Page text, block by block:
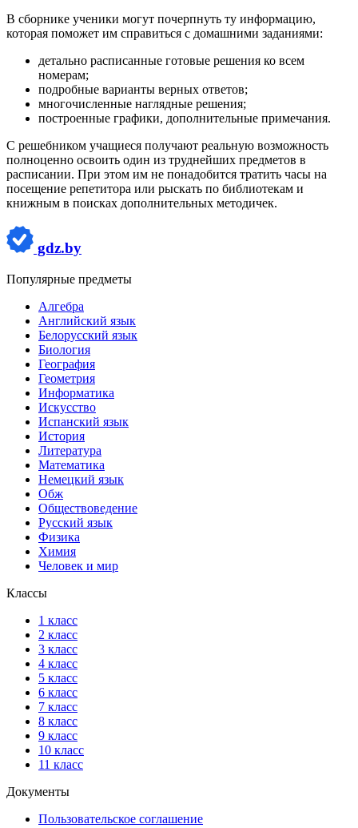
В сборнике ученики могут почерпнуть ту информацию,
которая поможет им справиться с домашними заданиями:
детально расписанные готовые решения ко всем
номерам;
подробные варианты верных ответов;
многочисленные наглядные решения;
построенные графики, дополнительные примечания.
С решебником учащиеся получают реальную возможность
полноценно освоить один из труднейших предметов в
расписании. При этом им не понадобится тратить часы на
посещение репетитора или рыскать по библиотекам и
книжным в поисках дополнительных методичек.
gdz.by
Популярные предметы
Алгебра
Английский язык
Белорусский язык
Биология
География
Геометрия
Информатика
Искусство
Испанский язык
История
Литература
Математика
Немецкий язык
Обж
Обществоведение
Русский язык
Физика
Химия
Человек и мир
Классы
1 класс
2 класс
3 класс
4 класс
5 класс
6 класс
7 класс
8 класс
9 класс
10 класс
11 класс
Документы
Пользовательское соглашение